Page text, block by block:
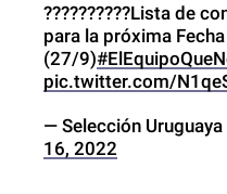
??????????Lista de
para la próxima
(27/9)
pic.twitter.com/
— Selección Uruguaya
16, 2022